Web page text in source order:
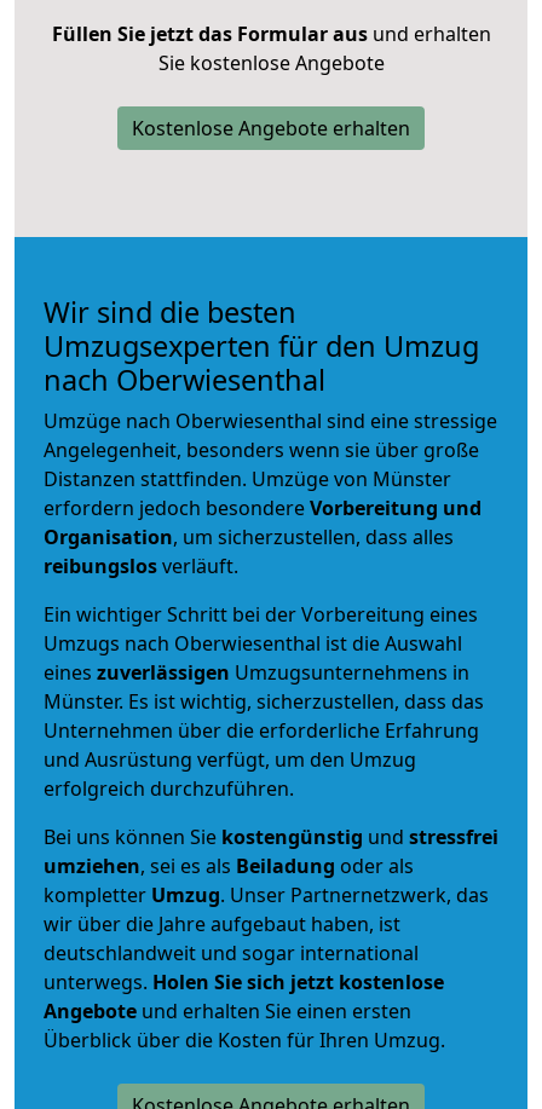
Füllen Sie jetzt das Formular ausund erhalten
Sie kostenlose Angebote
Kostenlose Angebote erhalten
Wir sind die besten
Umzugsexperten für den Umzug
nach Oberwiesenthal
Umzüge nach Oberwiesenthal sind eine stressige
Angelegenheit, besonders wenn sie über große
Distanzen stattfinden. Umzüge von Münster
erfordern jedoch besondereVorbereitung und
Organisation, um sicherzustellen, dass alles
reibungslosverläuft.
Ein wichtiger Schritt bei der Vorbereitung eines
Umzugs nach Oberwiesenthal ist die Auswahl
eines zuverlässigen Umzugsunternehmens in
Münster. Es ist wichtig, sicherzustellen, dass das
Unternehmen über die erforderliche Erfahrung
und Ausrüstung verfügt, um den Umzug
erfolgreich durchzuführen.
Bei uns können Sie kostengünstig und stressfrei
umziehen, sei es als Beiladung oder als
kompletter Umzug. Unser Partnernetzwerk, das
wir über die Jahre aufgebaut haben, ist
deutschlandweit und sogar international
unterwegs. Holen Sie sich jetzt kostenlose
Angebote und erhalten Sie einen ersten
Überblick über die Kosten für Ihren Umzug.